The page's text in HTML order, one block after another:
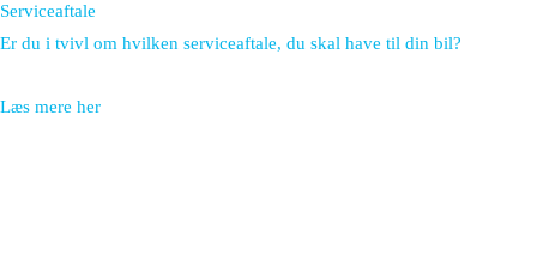
Serviceaftale
Er du i tvivl om hvilken serviceaftale, du skal have til din bil?
Læs mere her